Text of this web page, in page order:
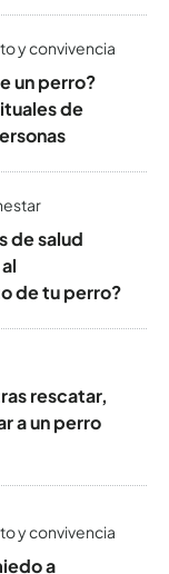
y convivencia
un perro?
de
de salud
de tu perro?
rescatar,
a un perro
y convivencia
a